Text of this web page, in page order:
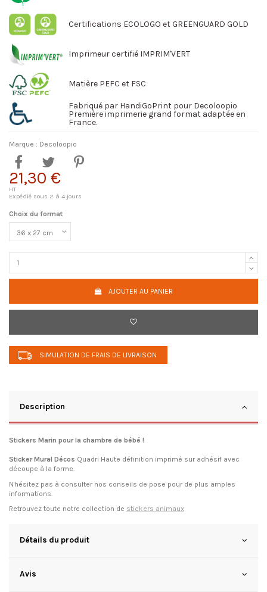
Certifications ECOLOGO et GREENGUARD GOLD
Imprimeur certifié IMPRIM'VERT
Matière PEFC et FSC
Fabriqué par HandiGoPrint pour Decoloopio
Première imprimerie grand format adaptée en
France.
Marque : Decoloopio
21,30 €
HT
Expédié sous 2 à 4 jours
Choix du format
AJOUTER AU PANIER
SIMULATION DE FRAIS DE LIVRAISON
Description
Stickers Marin pour la chambre de bébé !
Sticker Mural Décos Quadri Haute définition imprimé sur adhésif avec
découpe à la forme.
N'hésitez pas à consulter nos conseils de pose pour de plus amples
informations.
Retrouvez toute notre collection de stickers animaux
Détails du produit
Avis